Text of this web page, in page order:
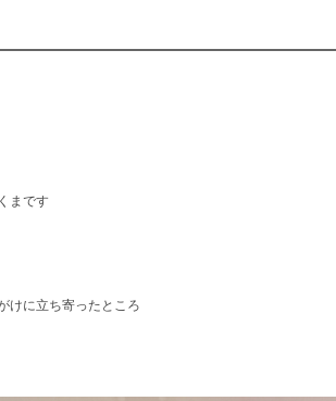
まです
けに立ち寄ったところ